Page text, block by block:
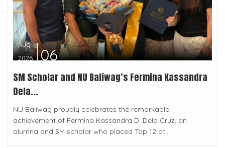
Aug
2026
06
SM Scholar and NU Baliwag’s Fermina Kassandra
Dela...
NU Baliwag proudly celebrates the remarkable
achievement of Fermina Kassandra D. Dela Cruz, an
alumna and SM scholar who placed Top 12 at...